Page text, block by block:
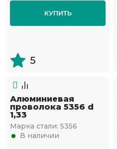
КУПИТЬ
5
Алюминиевая
проволока 5356 d
1,33
Марка стали: 5356
В наличии